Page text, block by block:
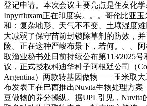
登记申请。本次会议主要亮点是住友化学
Inpyrfluxam正在印度实。。。哥伦比亚
和：复杂地形、天气不不变、土壤湿度
大减弱了保守苗前封锁除草剂的防效，
险。正在这种严峻布景下，若何。。。
取渔业秘书处日前持续公布第113/2025号
议，正式授权科迪华种子阿根廷公司（
Argentina）两款转基因做物——玉米取大
布发表正在巴西推出Nuvita生物处理方案
豆做物的养分操纵。据UPL引见，Nuvita